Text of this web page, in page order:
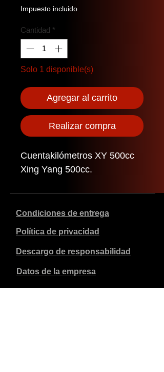
Impuesto incluido
Cantidad *
Solo 1 disponible(s)
Agregar al carrito
Realizar compra
Cuentakilómetros XY 500cc
Xing Yang 500cc.
Condiciones de entrega
Política de privacidad
Descargo de responsabilidad
Datos de la empresa